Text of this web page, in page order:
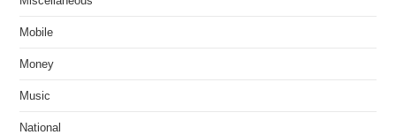
Mobile
Money
Music
National